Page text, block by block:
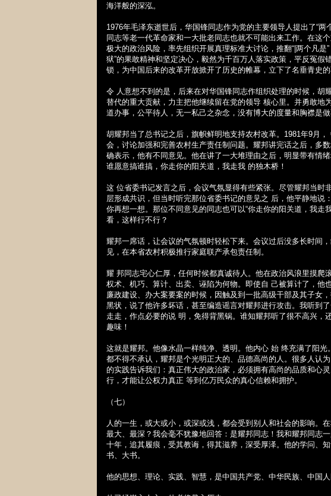
海洋般的深泓。
1976年毛泽东逝世后，华国锋同志作为党的主要领导人提出了“两
同志等老一代革命家和一大批老同志也就不可能出来工作。在这
极大的政治风险，率先组织开展真理标准大讨论，推翻“|两个凡是
狱”的果敢精神和坚定决心，毅然为千百万人落实政策，平反冤
锁，为中国后来的改革开放掀开了历史的帷幕，立下了名垂青史的
令 人意想不到的是，后来在对华国锋同志作组织处理的时候，胡
替代的重大贡献，力主把他继续留在党的领导 核心里。并勇敢地
道办事，公平待人，无一私己之杂念，没有博大的度量和胸襟是做
胡耀邦当了总书记之后，旗帜鲜明地支持农村改革。 1981年9 月
会，讨论加强和完善农村生产责任制问题。耀邦讲完话之后，多
确表示，他有不同意见。他在讲了一大堆理由之后，明显带有情
谁愿意搞谁搞，你走你的阳关道，我走我 的独木桥！
这 位省委书记发言之后，会议气氛显得有些紧张。尽管耀邦当时
层形成共识，但当时听完那位省委书记的意见之 后，他平静地
你再想一想。那位不同意见的同志也可以“你走你的阳关道，我走
看，这样行不行？
耀邦一席话，让会议的气氛顿时轻松下来。会议过后没多长时间
见，在本省农村积极推行家庭联产承包责任制。
耀 邦同志宅心仁厚，任何时候都真诚待人。他在政治风浪里摸爬
权术、机巧、算计、出卖、诬陷为何物。即使自 己被算计了，他
廉政建设、办大案要案的时候，因触及到一批高级干部及其子女
黑状，说了他许多坏话，甚至编造谣言对耀邦进行攻击。我听到
走走，作点必要的说 明，免得背黑锅。谁知耀邦听了很不高兴，
趣味！
这就是耀邦。他像水晶一样纯净、透明。他内心 始 终充满了阳光
都不得不承认，耀邦是个光明正大的、品德高尚的人。很多人认
的实践告诉我们：真正伟大的政治家，必须拥有高尚的品质和心
行，才能让公权力真正 等到亿万民众的真心信赖和拥护。
（七）
人的一生，或大或小，或深或浅，都会受到别人和社会的影响。
最大、最深？我会毫不犹豫地回答：是耀邦同志！我和耀邦同志
十年，追其履痕，受其教诲，得其滋养，深受厚泽。他的学问、
书、大书。
他的思想、理论、实践、智慧，是中国共产党、中华民族、中国